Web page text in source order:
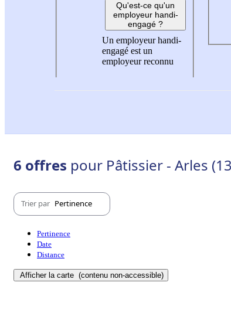
Qu'est-ce qu'un
employeur handi-
engagé ?
Un employeur handi-
engagé est un
employeur reconnu
6 offres pour Pâtissier - Arles
Trier par Pertinence
Pertinence
Date
Distance
Afficher la carte (contenu non-accessible)